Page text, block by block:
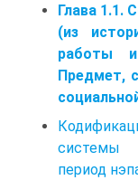
Глава 1.1.
(из
работы
Предмет,
системы
период